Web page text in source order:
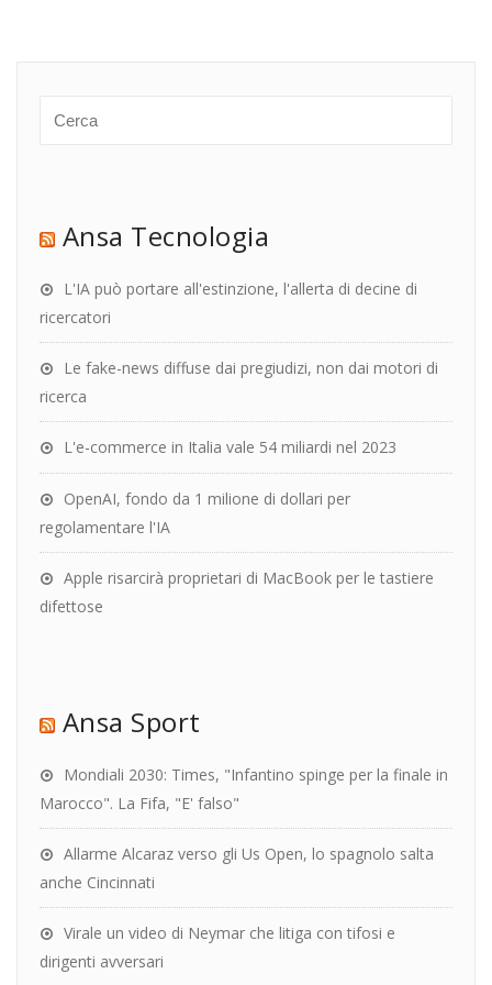
Ansa Tecnologia
L'IA può portare all'estinzione, l'allerta di decine di
ricercatori
Le fake-news diffuse dai pregiudizi, non dai motori di
ricerca
L'e-commerce in Italia vale 54 miliardi nel 2023
OpenAI, fondo da 1 milione di dollari per
regolamentare l'IA
Apple risarcirà proprietari di MacBook per le tastiere
difettose
Ansa Sport
Mondiali 2030: Times, "Infantino spinge per la finale in
Marocco". La Fifa, "E' falso"
Allarme Alcaraz verso gli Us Open, lo spagnolo salta
anche Cincinnati
Virale un video di Neymar che litiga con tifosi e
dirigenti avversari